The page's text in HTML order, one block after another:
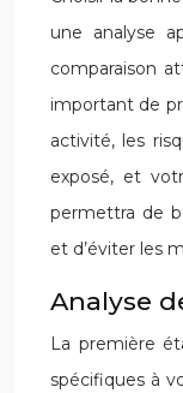
une analyse
comparaison
important de
activité, les
exposé, et
permettra de
et d’éviter les
Analyse
La première
spécifiques à